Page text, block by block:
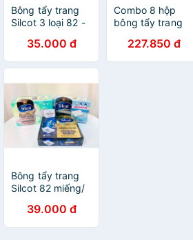
Bông tẩy trang
Silcot 3 loại 82 -
Velvety Touch
Cotton
35.000 đ
Combo 8 hộp
bông tẩy trang
miếng/hộp
227.850 đ
Bông tẩy trang
Silcot 82 miếng/
miếng39.000 đ